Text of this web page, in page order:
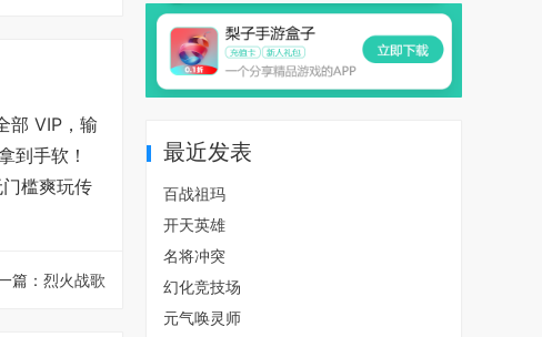
部 VIP，输
到手软！
槛爽玩传
篇： 烈火战歌
最近发表
百战祖玛
开天英雄
名将冲突
幻化竞技场
元气唤灵师